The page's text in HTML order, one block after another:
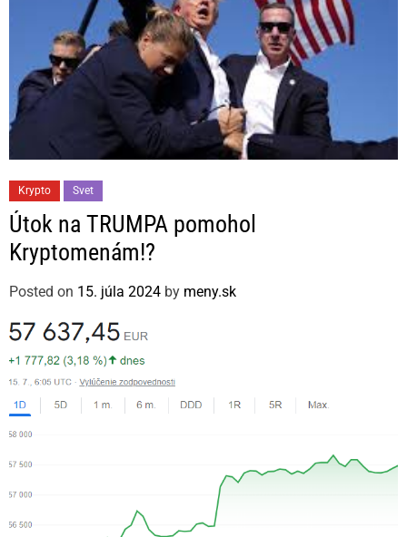
a
t
e
o
r
Krypto Svet
Útok na TRUMPA pomohol
Kryptomenám!?
Posted on 15. júla 2024 by meny.sk